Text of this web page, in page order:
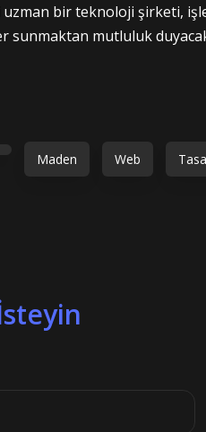
uzman bir teknoloji şirketi,
sunmaktan mutluluk
Maden Web